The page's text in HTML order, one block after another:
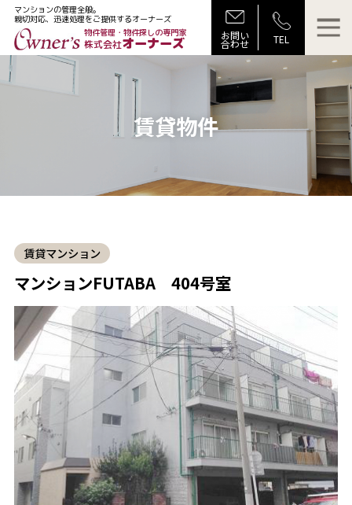
マンションの管理全般。
親切対応、迅速処理をご提供するオーナーズ
物件管理・物件探しの専門家
株式会社オーナーズ お問い
合わせ TEL
賃貸物件
賃貸マンション
マンションFUTABA 404号室